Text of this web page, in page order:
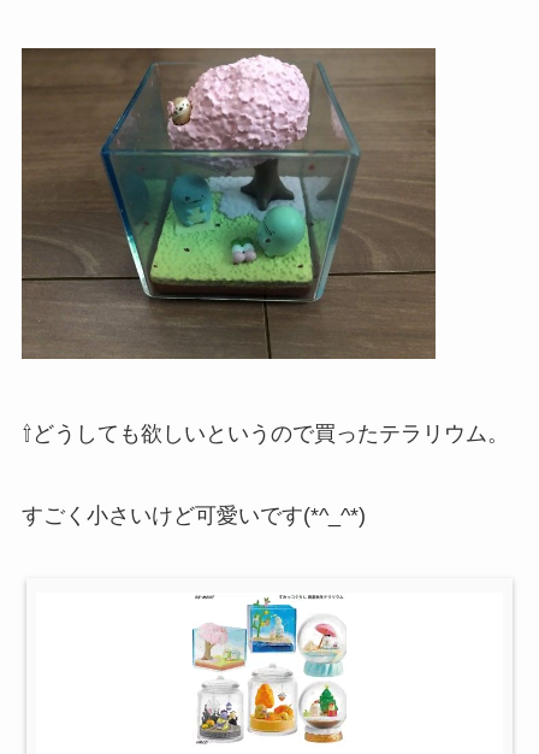
⇧どうしても欲しいというので買ったテラリウム。
すごく小さいけど可愛いです(*^_^*)